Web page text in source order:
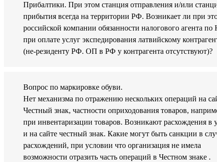
Прибалтики. При этом станция отправления и/или
прибытия всегда на территории РФ. Возникает ли при
российской компании обязанности налогового агента
при оплате услуг экспедирования латвийскому
(не-резиденту РФ. ОП в РФ у контрагента отсутствуют)?
Вопрос по маркировке обуви.
Нет механизма по отражению нескольких операций на
Честный знак, частности оприходования товаров,
при инвентаризации товаров. Возникают расхождения в
и на сайте честный знак. Какие могут быть санкции в
расхождений, при условии что организация не имела
возможности отразить часть операций в Честном знаке .